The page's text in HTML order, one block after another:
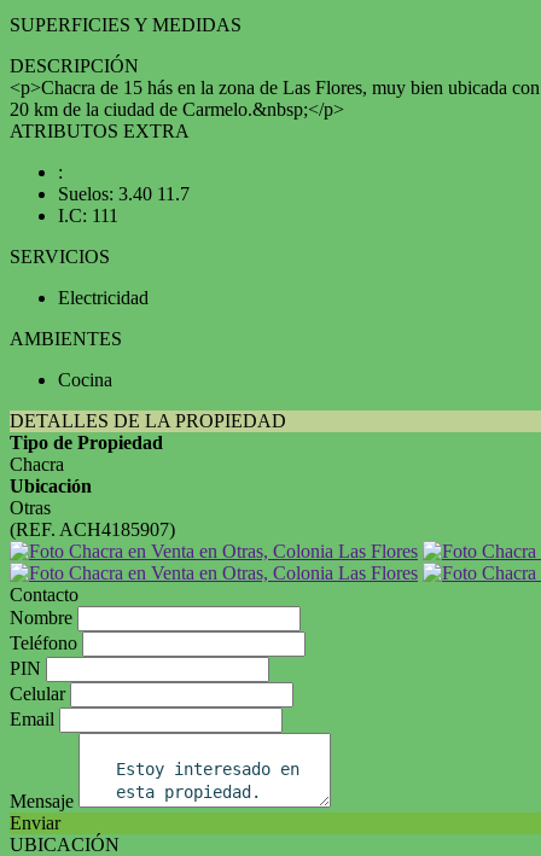
SUPERFICIES Y MEDIDAS
DESCRIPCIÓN
<p>Chacra de 15 hás en la zona de Las Flores, muy bien ubicada
20 km de la ciudad de Carmelo.&nbsp;</p>
ATRIBUTOS EXTRA
:
Suelos: 3.40 11.7
I.C: 111
SERVICIOS
Electricidad
AMBIENTES
Cocina
DETALLES DE LA PROPIEDAD
Tipo de Propiedad
Chacra
Ubicación
Otras
(REF. ACH4185907)
Contacto
Nombre
Teléfono
PIN
Celular
Email
Mensaje
Enviar
UBICACIÓN